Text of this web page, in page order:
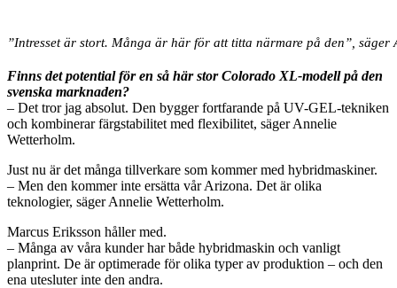
”Intresset är stort. Många är här för att titta närmare på den”,
Finns det potential för en så här stor Colorado XL-modell på den
svenska marknaden?
– Det tror jag absolut. Den bygger fortfarande på UV-GEL-tekniken
och kombinerar färgstabilitet med flexibilitet, säger Annelie
Wetterholm.
Just nu är det många tillverkare som kommer med hybridmaskiner.
– Men den kommer inte ersätta vår Arizona. Det är olika
teknologier, säger Annelie Wetterholm.
Marcus Eriksson håller med.
– Många av våra kunder har både hybridmaskin och vanligt
planprint. De är optimerade för olika typer av produktion – och den
ena utesluter inte den andra.